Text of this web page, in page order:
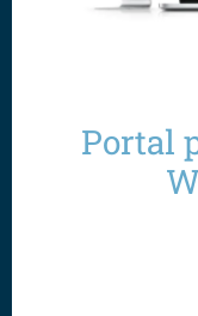
Portal